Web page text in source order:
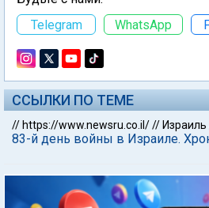
Telegram
WhatsApp
ССЫЛКИ ПО ТЕМЕ
// https://www.newsru.co.il/// Израиль
83-й день войны в Израиле.